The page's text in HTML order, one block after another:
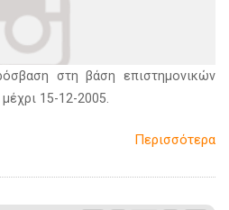
στη βάση επιστημονικών
15-12-2005.
Περισσότερα